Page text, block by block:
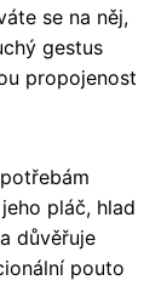
se na něj,
gestus
propojenost
pláč, hlad
důvěřuje
pouto